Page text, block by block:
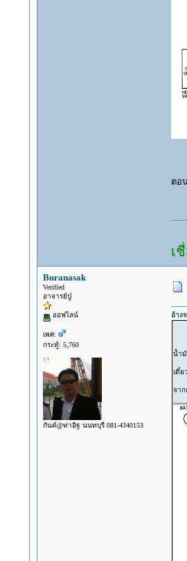
ตอ
เ
Buranasak
Verified
อาจารย์ปู่
ออฟไลน์
เพศ:
กระทู้: 5,760
กันต์@ท่าอิฐ นนทบุรี 081-4340153
อ้าง
น้ำมั
เดี๋ย
จาก